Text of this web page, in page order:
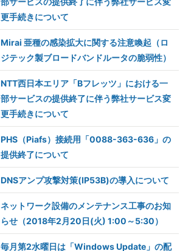
更手続きについて
Mirai 亜種の感染拡大に関する注意喚起（ロ
ジテック製ブロードバンドルータの脆弱性）
NTT西日本エリア「Bフレッツ」における一
部サービスの提供終了に伴う弊社サービス変
更手続きについて
PHS（Piafs）接続用「0088-363-636」の
提供終了について
DNSアンプ攻撃対策(IP53B)の導入について
ネットワーク設備のメンテナンス工事のお知
らせ（2018年2月20日(火) 1:00～5:30）
毎月第2水曜日は「Windows Update」の配